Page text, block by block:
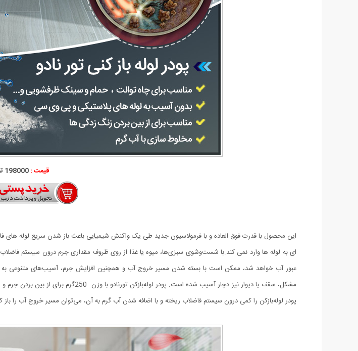
قیمت :198000 تومان
این محصول با قدرت فوق العاده و با فرمولاسیون جدید طی یک واکنش شیمیایی باعث باز شدن سریع لوله های
ای به لوله ها وارد نمی کند.با شست‌وشوی سبزی‌ها، میوه یا غذا از روی ظروف مقداری جرم درون سیستم
عبور آب خواهد شد، ممکن است با بسته شدن مسیر خروج آب و همچنین افزایش جرم، آسیب‌های متنوعی به
مشکل، سقف یا دیوار نیز دچار آسیب شده است.
پودر لوله‌بازکن را کمی درون سیستم فاضلاب ریخته و با اضافه شدن آب گرم به آن، می‌توان مسیر خروج آب را